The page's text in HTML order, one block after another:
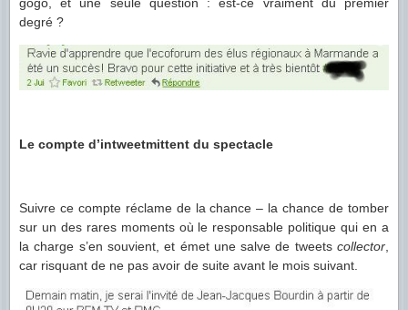
degré ?
Le compte d’intweetmittent du spectacle
Suivre ce compte réclame de la chance – la chance de tomber
sur un des rares moments où le responsable politique qui en a
la charge s’en souvient, et émet une salve de tweets collector,
car risquant de ne pas avoir de suite avant le mois suivant.